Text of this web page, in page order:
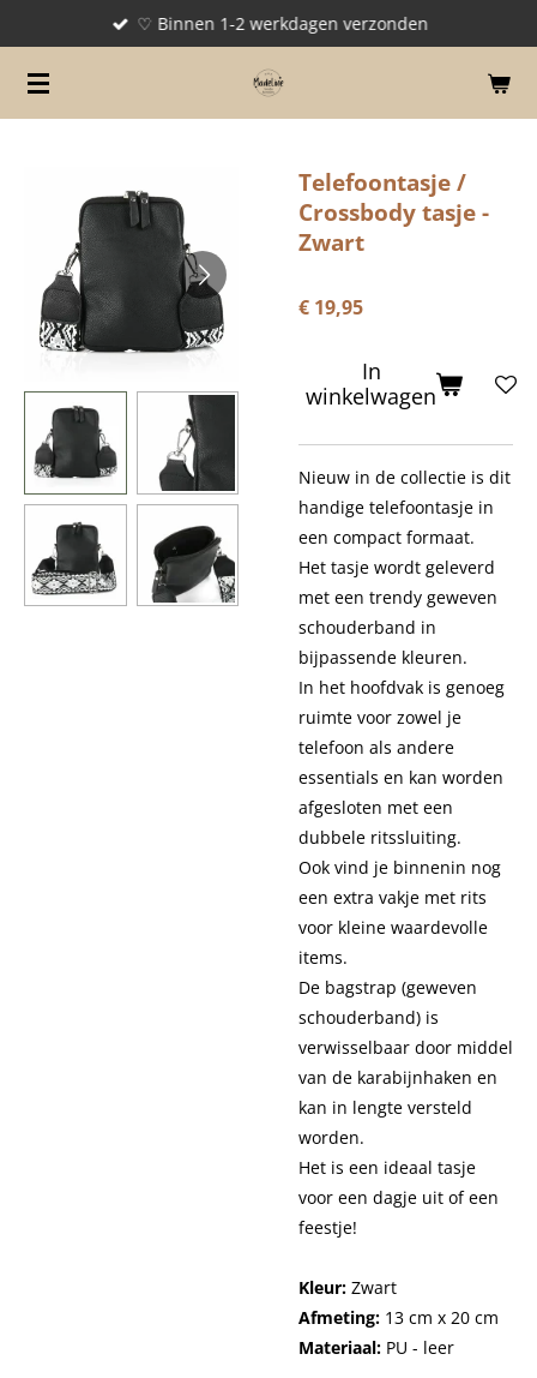
naar
de
♡ Binnen 1-2 werkdagen verzonden
Telefoontasje /
Crossbody tasje -
Zwart
€ 19,95
In
winkelwagen
Nieuw in de collectie is dit
handige telefoontasje in
een compact formaat.
Het tasje wordt geleverd
met een trendy geweven
schouderband in
bijpassende kleuren.
In het hoofdvak is genoeg
ruimte voor zowel je
telefoon als andere
essentials en kan worden
afgesloten met een
dubbele ritssluiting.
Ook vind je binnenin nog
een extra vakje met rits
voor kleine waardevolle
items.
De bagstrap (geweven
schouderband) is
verwisselbaar door middel
van de karabijnhaken en
kan in lengte versteld
worden.
Het is een ideaal tasje
voor een dagje uit of een
feestje!
Kleur: Zwart
Afmeting: 13 cm x 20 cm
Materiaal: PU - leer